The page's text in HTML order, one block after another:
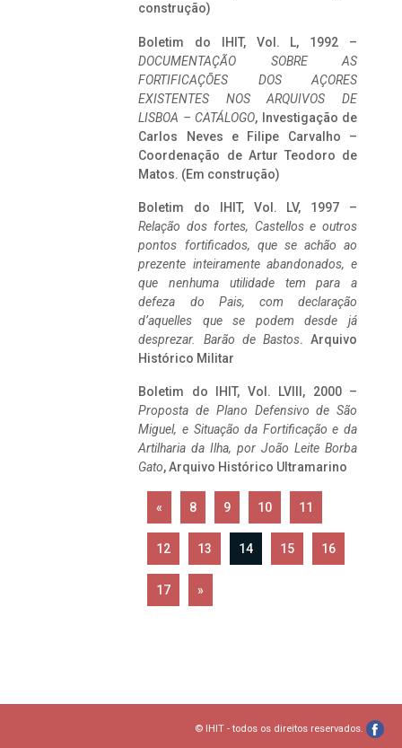
construção)
Boletim do IHIT, Vol. L, 1992 –
DOCUMENTAÇÃO SOBRE AS
FORTIFICAÇÕES DOS AÇORES
EXISTENTES NOS ARQUIVOS DE
LISBOA – CATÁLOGO, Investigação de
Carlos Neves e Filipe Carvalho –
Coordenação de Artur Teodoro de
Matos. (Em construção)
Boletim do IHIT, Vol. LV, 1997 –
Relação dos fortes, Castellos e outros
pontos fortificados, que se achão ao
prezente inteiramente abandonados, e
que nenhuma utilidade tem para a
defeza do Pais, com declaração
d’aquelles que se podem desde já
desprezar. Barão de Bastos. Arquivo
Histórico Militar
Boletim do IHIT, Vol. LVIII, 2000 –
Proposta de Plano Defensivo de São
Miguel, e Situação da Fortificação e da
Artilharia da Ilha, por João Leite Borba
Gato, Arquivo Histórico Ultramarino
« 8 9 10 11
12 13 14 15 16
17 »
© IHIT - todos os direitos reservados.